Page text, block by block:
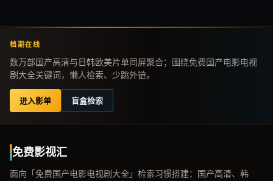
档期在线
数万部国产高清与日韩欧美片单同屏聚合；围绕免费国产电影电视
剧大全关键词，懒人检索、少跳外链。
进入影单 盲盒检索
免费影视汇
面向「免费国产电影电视剧大全」检索习惯搭建：国产高清、韩